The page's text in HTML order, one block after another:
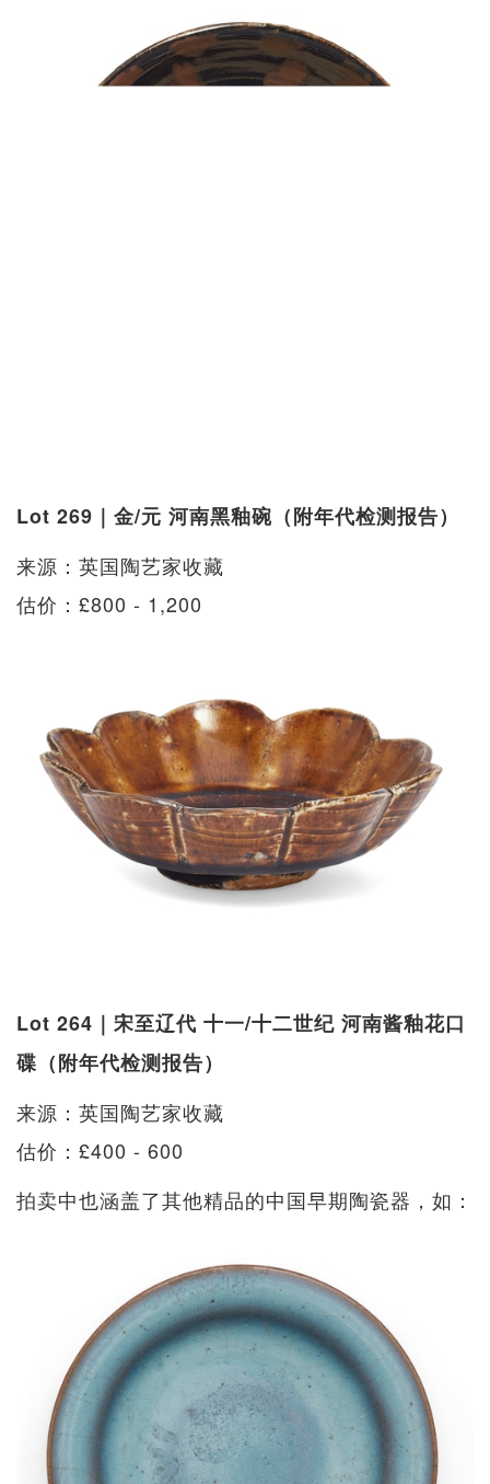
Lot 269｜金/元 河南黑釉碗（附年代检测报告）
来源：英国陶艺家收藏
估价：£800 - 1,200
Lot 264｜宋至辽代 十一/十二世纪 河南酱釉花口
碟（附年代检测报告）
来源：英国陶艺家收藏
估价：£400 - 600
拍卖中也涵盖了其他精品的中国早期陶瓷器，如：